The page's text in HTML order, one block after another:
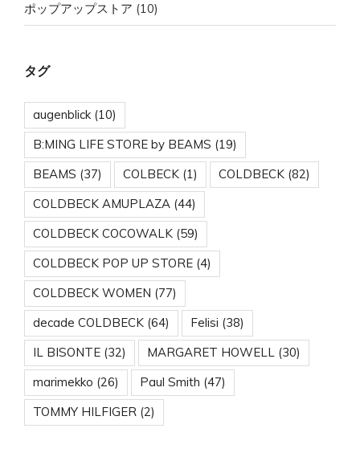
ポップアップストア (10)
タグ
augenblick(10)
B:MING LIFE STORE by BEAMS (19)
BEAMS (37) COLBECK (1) COLDBECK (82)
COLDBECK AMUPLAZA (44)
COLDBECK COCOWALK (59)
COLDBECK POP UP STORE (4)
COLDBECK WOMEN (77)
decade COLDBECK (64) Felisi (38)
IL BISONTE (32) MARGARET HOWELL (30)
marimekko (26) Paul Smith (47)
TOMMY HILFIGER (2)